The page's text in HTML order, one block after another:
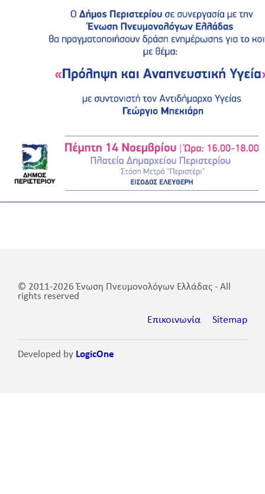
© 2011-2026 Ένωση Πνευμονολόγων Ελλάδας - All
rights reserved
Επικοινωνία Sitemap
Developed by LogicOne